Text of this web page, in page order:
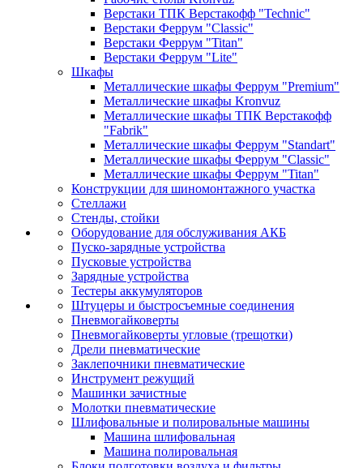
Верстаки ТПК Верстакофф "Technic"
Верстаки Феррум "Classic"
Верстаки Феррум "Titan"
Верстаки Феррум "Lite"
Шкафы
Металлические шкафы Феррум "Premium"
Металлические шкафы Kronvuz
Металлические шкафы ТПК Верстакофф
"Fabrik"
Металлические шкафы Феррум "Standart"
Металлические шкафы Феррум "Classic"
Металлические шкафы Феррум "Titan"
Конструкции для шиномонтажного участка
Стеллажи
Стенды, стойки
Оборудование для обслуживания АКБ
Пуско-зарядные устройства
Пусковые устройства
Зарядные устройства
Тестеры аккумуляторов
Штуцеры и быстросъемные соединения
Пневмогайковерты
Пневмогайковерты угловые (трещотки)
Дрели пневматические
Заклепочники пневматические
Инструмент режущий
Машинки зачистные
Молотки пневматические
Шлифовальные и полировальные машины
Машина шлифовальная
Машина полировальная